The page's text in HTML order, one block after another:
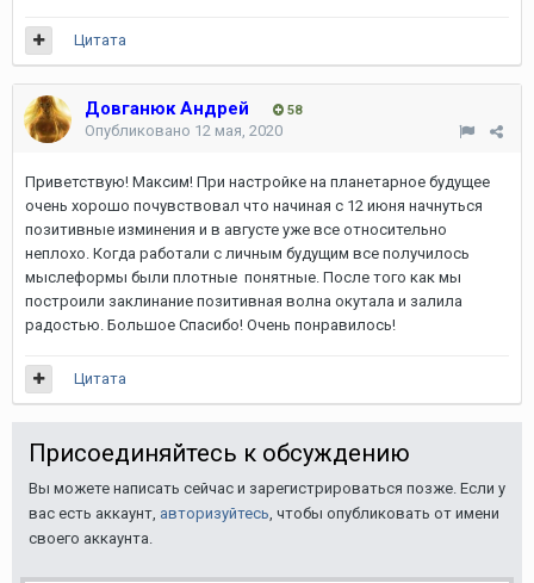
Цитата
Довганюк Андрей 58
Опубликовано 12 мая, 2020
Приветствую! Максим! При настройке на планетарное будущее
очень хорошо почувствовал что начиная с 12 июня начнуться
позитивные изминения и в августе уже все относительно
неплохо. Когда работали с личным будущим все получилось
мыслеформы были плотные понятные. После того как мы
построили заклинание позитивная волна окутала и залила
радостью. Большое Спасибо! Очень понравилось!
Цитата
Присоединяйтесь к обсуждению
Вы можете написать сейчас и зарегистрироваться позже. Если у
вас есть аккаунт, авторизуйтесь , чтобы опубликовать от имени
своего аккаунта.